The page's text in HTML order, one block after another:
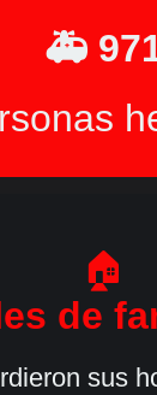
🚑
🏠
de
sus